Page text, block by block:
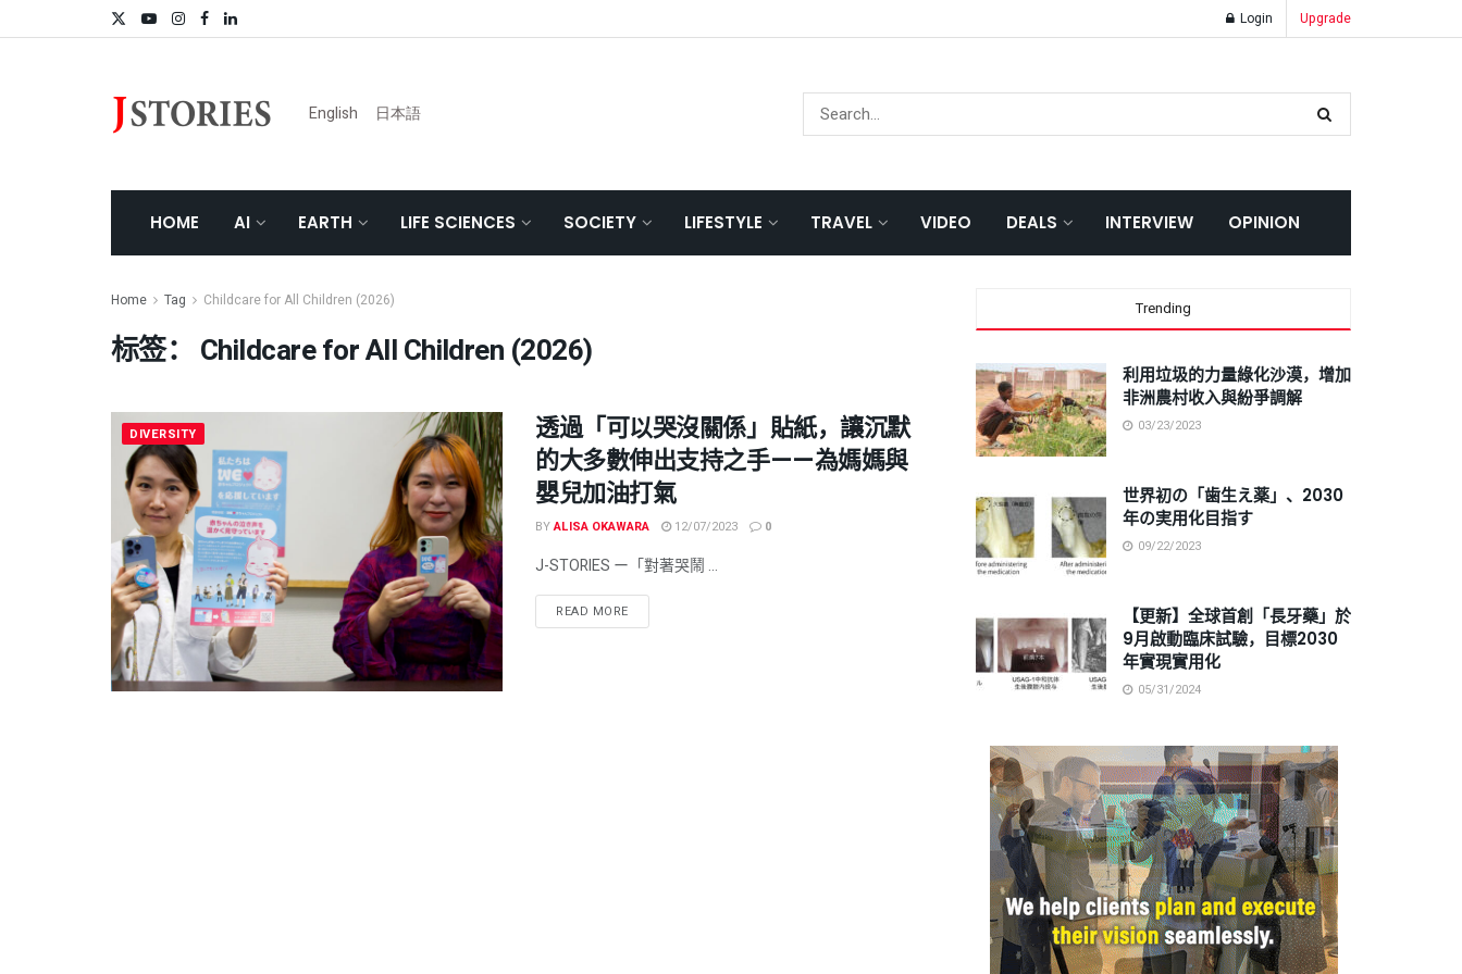
Login Upgrade
English 日本語
HOME AI EARTH LIFE SCIENCES SOCIETY LIFESTYLE TRAVEL VIDEO DEALS INTERVIEW OPINION
Home Tag Childcare for All Children (2026)
标签： Childcare for All Children (2026)
DIVERSITY
透過「可以哭沒關係」貼紙，讓沉默
的大多數伸出支持之手——為媽媽與
嬰兒加油打氣
BYALISA OKAWARA 12/07/2023 0
J-STORIES ー「對著哭鬧 ...
READ MORE
Trending
利用垃圾的力量綠化沙漠，增加
非洲農村收入與紛爭調解
03/23/2023
世界初の「歯生え薬」、2030
年の実用化目指す
09/22/2023
【更新】全球首創「長牙藥」於
9月啟動臨床試驗，目標2030
年實現實用化
05/31/2024